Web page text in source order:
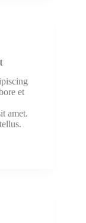
et
amet.